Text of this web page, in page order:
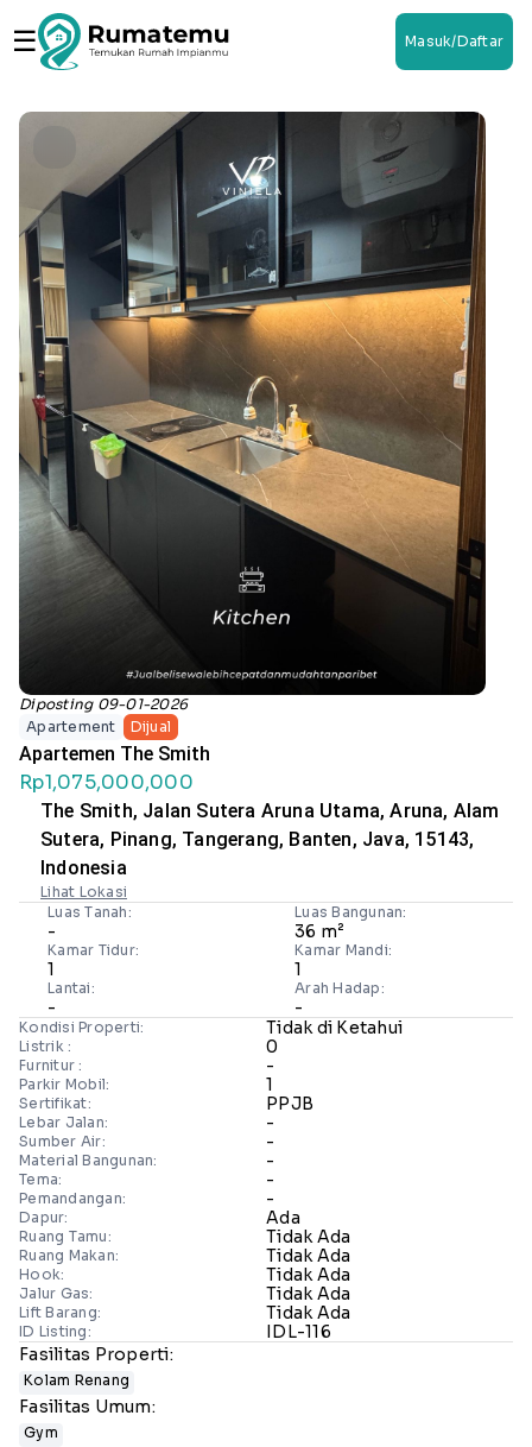
☰ Masuk/Daftar
Diposting 09-01-2026
Apartement
Dijual
Apartemen The Smith
Rp1,075,000,000
The Smith, Jalan Sutera Aruna Utama, Aruna, Alam
Sutera, Pinang, Tangerang, Banten, Java, 15143,
Indonesia
Lihat Lokasi
Luas Tanah:
-
Luas Bangunan:
36 m²
Kamar Tidur:
1
Kamar Mandi:
1
Lantai:
-
Arah Hadap:
-
Kondisi Properti: Tidak di Ketahui
Listrik : 0
Furnitur : -
Parkir Mobil: 1
Sertifikat: PPJB
Lebar Jalan: -
Sumber Air: -
Material Bangunan: -
Tema: -
Pemandangan: -
Dapur: Ada
Ruang Tamu: Tidak Ada
Ruang Makan: Tidak Ada
Hook: Tidak Ada
Jalur Gas: Tidak Ada
Lift Barang: Tidak Ada
ID Listing:
IDL-116
Fasilitas Properti:
Kolam Renang
Fasilitas Umum:
Gym